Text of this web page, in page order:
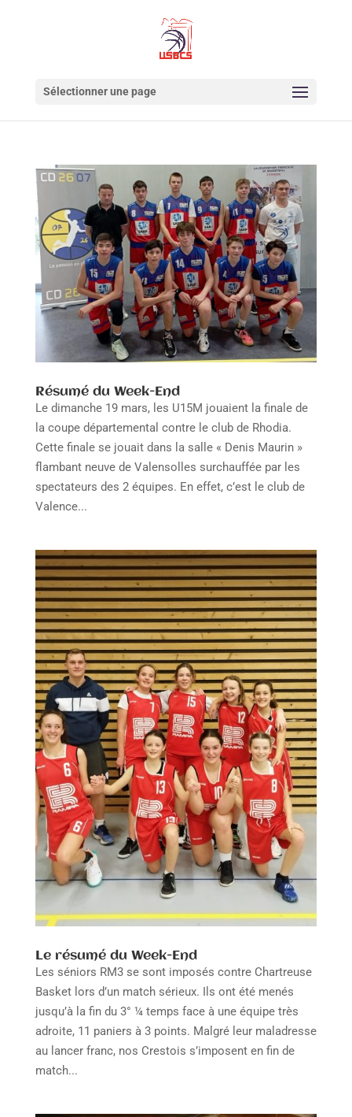
Sélectionner une page
Résumé du Week-End
Le dimanche 19 mars, les U15M jouaient la finale de
la coupe départemental contre le club de Rhodia.
Cette finale se jouait dans la salle « Denis Maurin »
flambant neuve de Valensolles surchauffée par les
spectateurs des 2 équipes. En effet, c’est le club de
Valence...
Le résumé du Week-End
Les séniors RM3 se sont imposés contre Chartreuse
Basket lors d’un match sérieux. Ils ont été menés
jusqu’à la fin du 3° ¼ temps face à une équipe très
adroite, 11 paniers à 3 points. Malgré leur maladresse
au lancer franc, nos Crestois s’imposent en fin de
match...